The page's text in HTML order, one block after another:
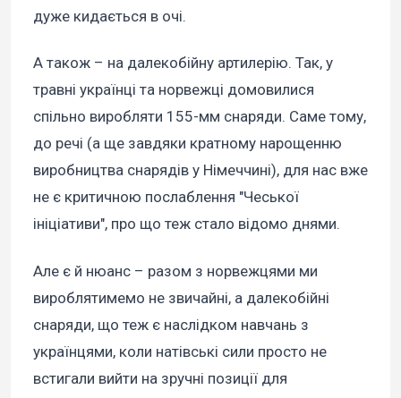
дуже кидається в очі.
А також – на далекобійну артилерію. Так, у
травні українці та норвежці домовилися
спільно виробляти 155-мм снаряди. Саме тому,
до речі (а ще завдяки кратному нарощенню
виробництва снарядів у Німеччині), для нас вже
не є критичною послаблення "Чеської
ініціативи", про що теж стало відомо днями.
Але є й нюанс – разом з норвежцями ми
вироблятимемо не звичайні, а далекобійні
снаряди, що теж є наслідком навчань з
українцями, коли натівські сили просто не
встигали вийти на зручні позиції для